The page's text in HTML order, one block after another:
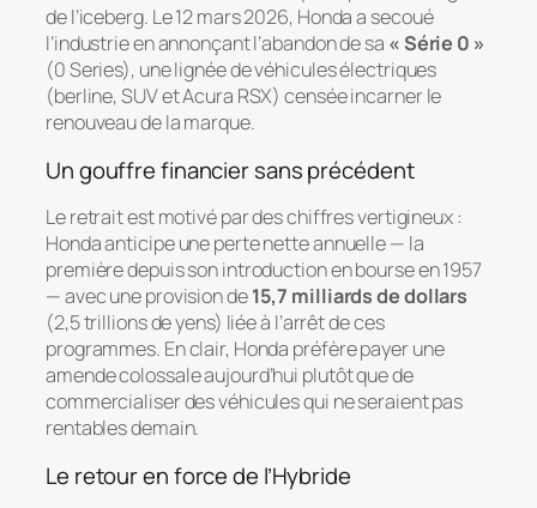
de l’iceberg. Le 12 mars 2026, Honda a secoué
l’industrie en annonçant l’abandon de sa « Série 0 »
(0 Series), une lignée de véhicules électriques
(berline, SUV et Acura RSX) censée incarner le
renouveau de la marque.
Un gouffre financier sans précédent
Le retrait est motivé par des chiffres vertigineux :
Honda anticipe une perte nette annuelle — la
première depuis son introduction en bourse en 1957
— avec une provision de15,7 milliards de dollars
(2,5 trillions de yens) liée à l’arrêt de ces
programmes. En clair, Honda préfère payer une
amende colossale aujourd’hui plutôt que de
commercialiser des véhicules qui ne seraient pas
rentables demain.
Le retour en force de l’Hybride